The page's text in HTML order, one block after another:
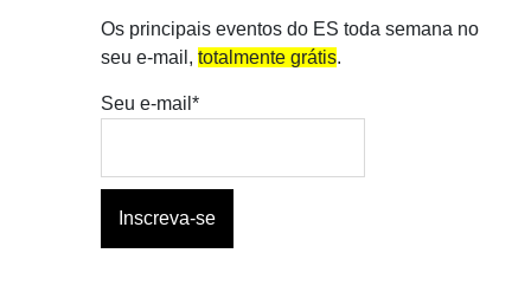
Os principais eventos do ES toda semana no
seu e-mail, totalmente grátis.
Seu e-mail*